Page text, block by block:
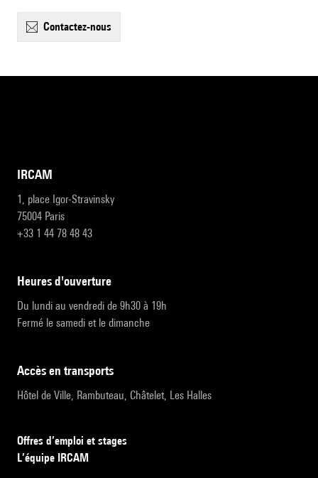
contactez-nous
IRCAM
1, place Igor-Stravinsky
75004 Paris
+33 1 44 78 48 43
heures d'ouverture
Du lundi au vendredi de 9h30 à 19h
Fermé le samedi et le dimanche
accès en transports
Hôtel de Ville, Rambuteau, Châtelet, Les Halles
Offres d’emploi et stages
L’équipe IRCAM